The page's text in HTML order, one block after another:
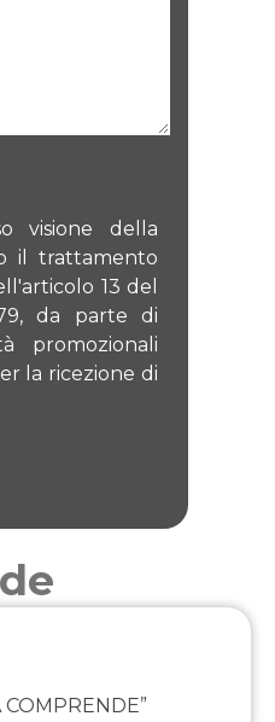
visione della
il trattamento
13 del
da parte di
promozionali
la ricezione di